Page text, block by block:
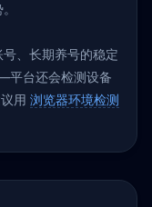
、长期养号的稳定
平台还会检测设备
用 浏览器环境检测